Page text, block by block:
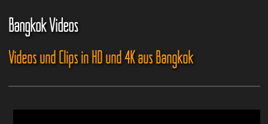
Bangkok Videos
Videos und Clips in HD und 4K aus Bangkok